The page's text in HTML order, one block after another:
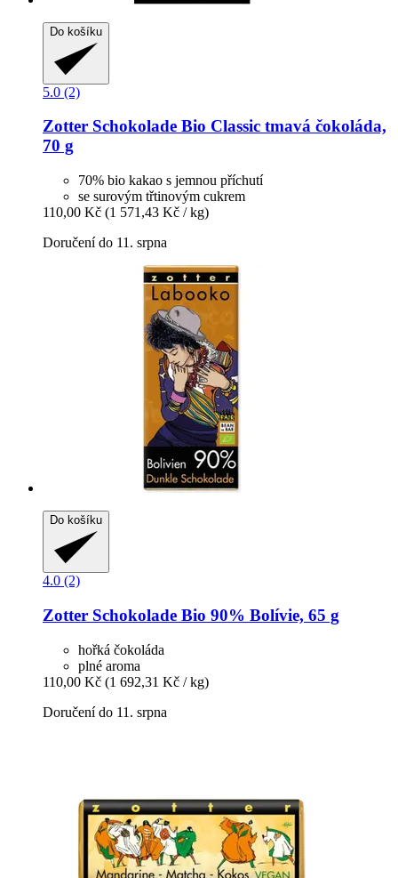
Do košíku
5.0 (2)
Zotter Schokolade Bio Classic tmavá čokoláda,
70 g
70% bio kakao s jemnou příchutí
se surovým třtinovým cukrem
110,00 Kč (1 571,43 Kč / kg)
Doručení do 11. srpna
Do košíku
4.0 (2)
Zotter Schokolade Bio 90% Bolívie, 65 g
hořká čokoláda
plné aroma
110,00 Kč (1 692,31 Kč / kg)
Doručení do 11. srpna